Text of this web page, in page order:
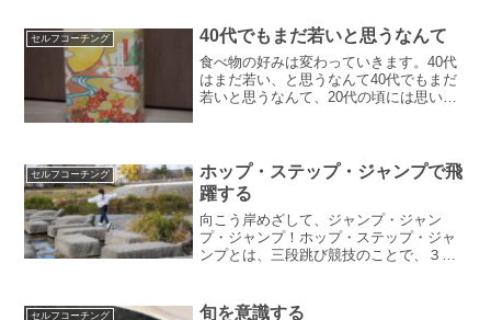
セルフコーチング 40代でもまだ若いと思うなんて
食べ物の好みは変わっていきます。40代
はまだ若い、と思うなんて40代でもまだ
若いと思うなんて、20代の頃には思いも
のですが。）10代...
セルフコーチング
ホップ・ステップ・ジャンプで飛
躍する
向こう岸めざして、ジャンプ・ジャン
プ・ジャンプ！ホップ・ステップ・ジャ
ンプとは、三段跳び競技のことで、３回
から、段階を踏んで飛躍するときの心構
セルフコーチング 旬を意識する